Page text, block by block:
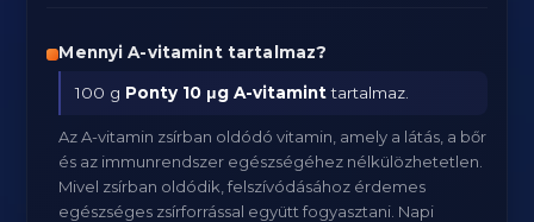
Mennyi A-vitamint tartalmaz?
100 g Ponty 10 μg A-vitaminttartalmaz.
Az A-vitamin zsírban oldódó vitamin, amely a látás, a bőr
és az immunrendszer egészségéhez nélkülözhetetlen.
Mivel zsírban oldódik, felszívódásához érdemes
egészséges zsírforrással együtt fogyasztani. Napi